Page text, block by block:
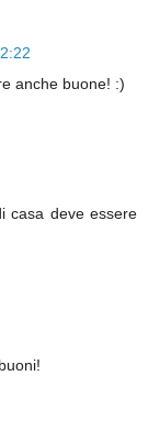
anche buone! :)
casa deve essere